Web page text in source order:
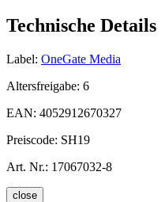
Technische Details
Label: OneGate Media
Altersfreigabe: 6
EAN: 4052912670327
Preiscode: SH19
Art. Nr.: 17067032-8
close